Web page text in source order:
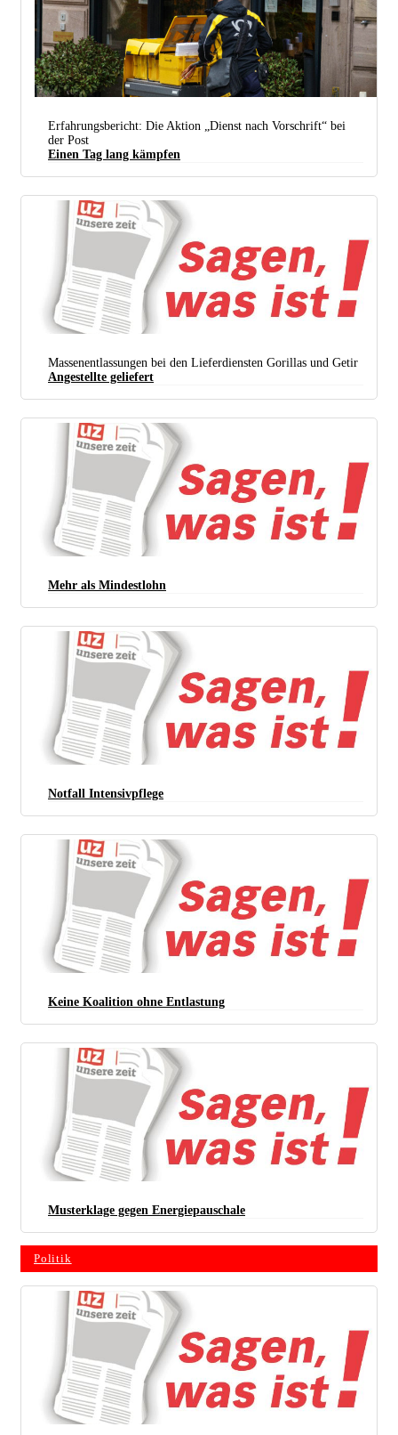
Wenn Postler „Dienst nach Vorschrift“ machen, bleibt einiges liegen. (Foto: gemeinfrei)
Erfahrungsbericht: Die Aktion „Dienst nach Vorschrift“ bei
der Post
Einen Tag lang kämpfen
Massenentlassungen bei den Lieferdiensten Gorillas und Getir
Angestellte geliefert
Mehr als Mindestlohn
Notfall Intensivpflege
Keine Koalition ohne Entlastung
Musterklage gegen Energiepauschale
Politik